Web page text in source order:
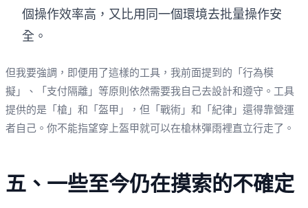
個操作效率高，又比用同一個環境去批量操作安
全。
但我要強調，即便用了這樣的工具，我前面提到的「行為模
擬」、「支付隔離」等原則依然需要我自己去設計和遵守。工具
提供的是「槍」和「盔甲」，但「戰術」和「紀律」還得靠營運
者自己。你不能指望穿上盔甲就可以在槍林彈雨裡直立行走了。
五、一些至今仍在摸索的不確定